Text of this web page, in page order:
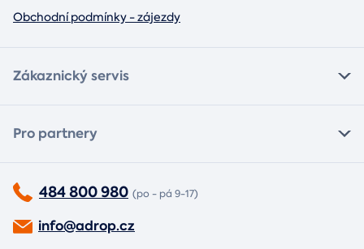
Obchodní podmínky - zájezdy
Zákaznický servis
Pro partnery
484 800 980 (po - pá 9-17)
info@adrop.cz